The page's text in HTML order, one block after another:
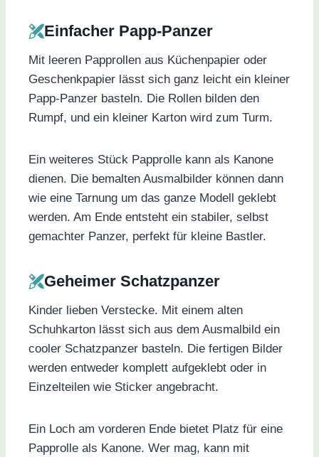
Einfacher Papp-Panzer
Mit leeren Papprollen aus Küchenpapier oder
Geschenkpapier lässt sich ganz leicht ein kleiner
Papp-Panzer basteln. Die Rollen bilden den
Rumpf, und ein kleiner Karton wird zum Turm.
Ein weiteres Stück Papprolle kann als Kanone
dienen. Die bemalten Ausmalbilder können dann
wie eine Tarnung um das ganze Modell geklebt
werden. Am Ende entsteht ein stabiler, selbst
gemachter Panzer, perfekt für kleine Bastler.
Geheimer Schatzpanzer
Kinder lieben Verstecke. Mit einem alten
Schuhkarton lässt sich aus dem Ausmalbild ein
cooler Schatzpanzer basteln. Die fertigen Bilder
werden entweder komplett aufgeklebt oder in
Einzelteilen wie Sticker angebracht.
Ein Loch am vorderen Ende bietet Platz für eine
Papprolle als Kanone. Wer mag, kann mit